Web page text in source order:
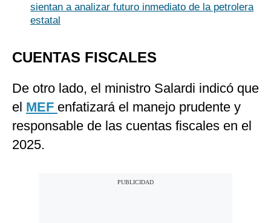
sientan a analizar futuro inmediato de la petrolera
estatal
CUENTAS FISCALES
De otro lado, el ministro Salardi indicó que
el MEF enfatizará el manejo prudente y
responsable de las cuentas fiscales en el
2025.